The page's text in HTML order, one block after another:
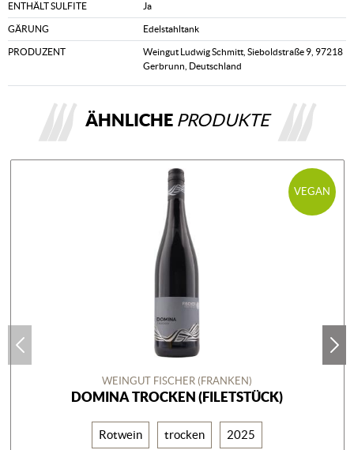
ENTHÄLT SULFITE Ja
GÄRUNG Edelstahltank
PRODUZENT
Weingut Ludwig Schmitt, Sieboldstraße 9, 97218
Gerbrunn, Deutschland
ÄHNLICHE PRODUKTE
VEGAN
WEINGUT FISCHER (FRANKEN)
DOMINA TROCKEN (FILETSTÜCK)
Rotwein trocken 2025